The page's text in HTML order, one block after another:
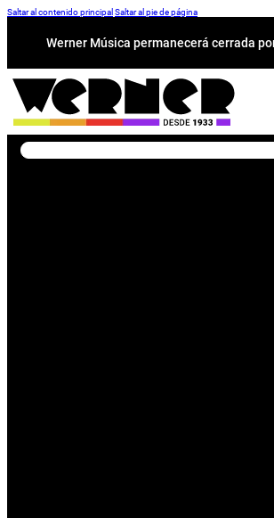
Saltar al contenido principal Saltar al pie de página
Werner Música permanecerá cerrada
Buscar